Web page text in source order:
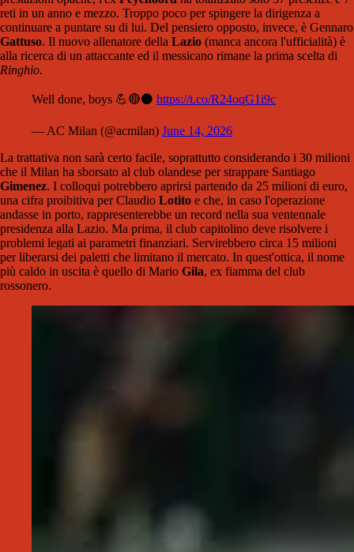
reti in un anno e mezzo. Troppo poco per spingere la dirigenza a
continuare a puntare su di lui. Del pensiero opposto, invece, è Gennaro
Gattuso. Il nuovo allenatore della Lazio (manca ancora l'ufficialità) è
alla ricerca di un attaccante ed il messicano rimane la prima scelta di
Ringhio.
Well done, boys 💪🔴⚫ https://t.co/R24oqG1i9c
— AC Milan (@acmilan) June 14, 2026
La trattativa non sarà certo facile, soprattutto considerando i 30 milioni
che il Milan ha sborsato al club olandese per strappare Santiago
Gimenez. I colloqui potrebbero aprirsi partendo da 25 milioni di euro,
una cifra proibitiva per Claudio Lotito e che, in caso l'operazione
andasse in porto, rappresenterebbe un record nella sua ventennale
presidenza alla Lazio. Ma prima, il club capitolino deve risolvere i
problemi legati ai parametri finanziari. Servirebbero circa 15 milioni
per liberarsi dei paletti che limitano il mercato. In quest'ottica, il nome
più caldo in uscita è quello di Mario Gila, ex fiamma del club
rossonero.